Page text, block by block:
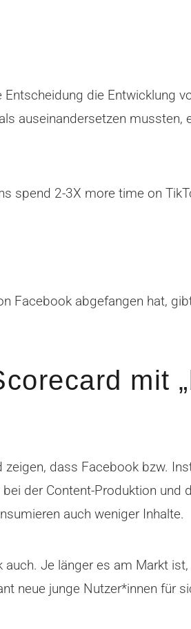
die Entwicklung
auseinandersetzen mussten,
spend 2-3X more time on
Facebook abgefangen hat,
mit
zeigen, dass Facebook bzw.
der Content-Produktion
auch weniger Inhalte.
Je länger es am Markt
neue junge Nutzer*innen für